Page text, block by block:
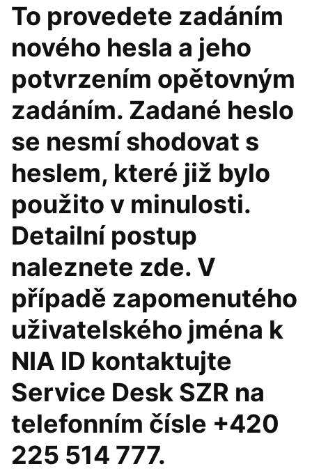
To provedete zadáním
nového hesla a jeho
potvrzením opětovným
zadáním. Zadané heslo
se nesmí shodovat s
heslem, které již bylo
použito v minulosti.
Detailní postup
naleznete zde. V
případě zapomenutého
uživatelského jména k
NIA ID kontaktujte
Service Desk SZR na
telefonním čísle +420
225 514 777.